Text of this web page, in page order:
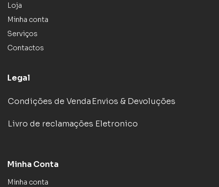
Loja
Minha conta
Serviços
Contactos
Legal
Condições de VendaEnvios & Devoluções
Livro de reclamações Eletronico
Minha Conta
Minha conta